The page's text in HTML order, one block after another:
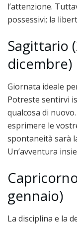
l’attenzione.
possessivi; la
Sagittario
dicembre)
Giornata ideale
Potreste sentirvi
qualcosa di
esprimere le
spontaneità sarà
Un’avventura
gennaio)
La disciplina e la